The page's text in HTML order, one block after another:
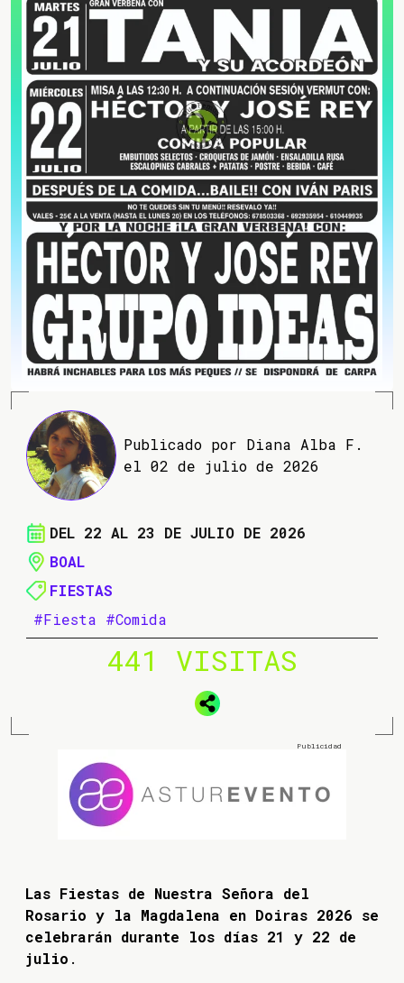
Publicado por Diana Alba F.
el 02 de julio de 2026
DEL 22 AL 23 DE JULIO DE 2026
BOAL
FIESTAS
#Fiesta #Comida
441 VISITAS
Las Fiestas de Nuestra Señora del
Rosario y la Magdalena en Doiras 2026 se
celebrarán durante los días 21 y 22 de
julio .